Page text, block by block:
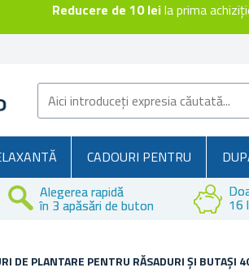
Reducere de 10 leila prima
CADOURI PENTRU
Alegerea rapidă
în 3 apăsări de buton 16
DE PLANTARE PENTRU RĂSADURI ȘI BUTAȘI